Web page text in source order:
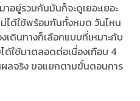
อยู่รวมกันมันก็จะดูเยอะเยอะ
ม่ได้ใช้พร้อมกันทั้งหมด วันไหน
เดินทางก็เลือกแบบที่เหมาะกับ
ใช้มาตลอดต่อเนื่องเกือบ 4
ผลจริง ขอแยกตามขั้นตอนการ